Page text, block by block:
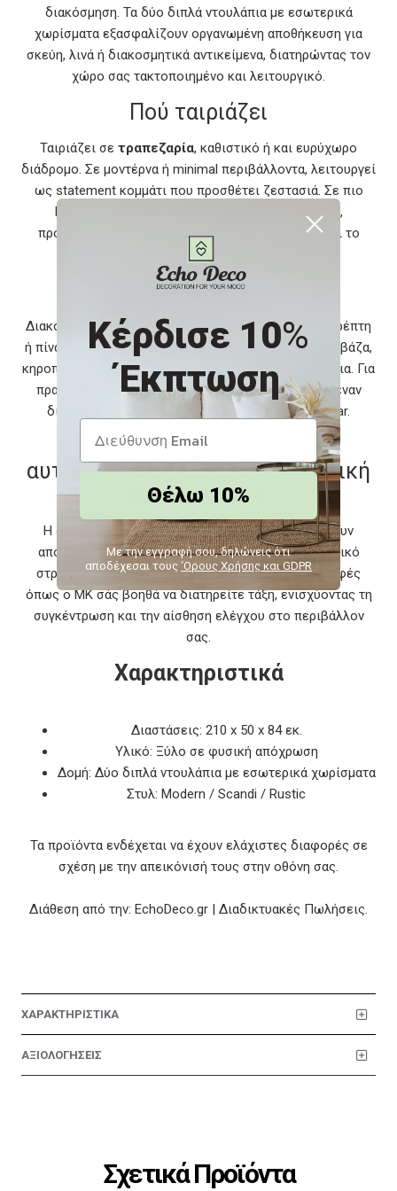
διακόσμηση. Τα δύο διπλά ντουλάπια με εσωτερικά
χωρίσματα εξασφαλίζουν οργανωμένη αποθήκευση για
σκεύη, λινά ή διακοσμητικά αντικείμενα, διατηρώντας τον
χώρο σας τακτοποιημένο και λειτουργικό.
Πού ταιριάζει
Ταιριάζει σε τραπεζαρία, καθιστικό ή και ευρύχωρο
διάδρομο. Σε μοντέρνα ή minimal περιβάλλοντα, λειτουργεί
ως statement κομμάτι που προσθέτει ζεστασιά. Σε πιο
boho ή rustic χώρους, ενσωματώνεται αρμονικά,
προσφέροντας ισορροπία ανάμεσα στο φυσικό και το
σύγχρονο.
Προτάσεις Διακόσμησης
Διακοσμήστε την επιφάνειά του με έναν μεγάλο καθρέπτη
ή πίνακα στον τοίχο από πάνω, προσθέστε κεραμικά βάζα,
κηροπήγια ή ένα συνδυασμό από διακοσμητικά καλάθια. Για
πρακτική αλλά και αισθητική χρήση, τοποθετήστε έναν
δίσκο με ποτήρια και μπουκάλια ως mini home bar.
Πώς θα βοηθήσει στην
αυτοβελτίωση και την προσωπική
σας ανάπτυξη;
Η οργάνωση του χώρου με έπιπλα που προσφέρουν
αποθήκευση και αισθητική αρμονία μειώνει το οπτικό
στρες και αυξάνει την αίσθηση ηρεμίας. Ένας μπουφές
όπως ο MK σάς βοηθά να διατηρείτε τάξη, ενισχύοντας τη
συγκέντρωση και την αίσθηση ελέγχου στο περιβάλλον
σας.
Χαρακτηριστικά
Διαστάσεις: 210 x 50 x 84 εκ.
Υλικό: Ξύλο σε φυσική απόχρωση
Δομή: Δύο διπλά ντουλάπια με εσωτερικά χωρίσματα
Στυλ: Modern / Scandi / Rustic
Τα προϊόντα ενδέχεται να έχουν ελάχιστες διαφορές σε
σχέση με την απεικόνισή τους στην οθόνη σας.
Διάθεση από την: EchoDeco.gr | Διαδικτυακές Πωλήσεις.
ΧΑΡΑΚΤΗΡΙΣΤΙΚΑ
ΑΞΙΟΛΟΓΗΣΕΙΣ
Σχετικά Προϊόντα
Κέρδισε 10%
Έκπτωση
Θέλω 10%
Με την εγγραφή σου, δηλώνεις ότι
αποδέχεσαι τους ‘Ορους Χρήσης και GDPR